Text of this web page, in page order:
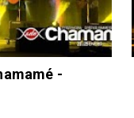
-